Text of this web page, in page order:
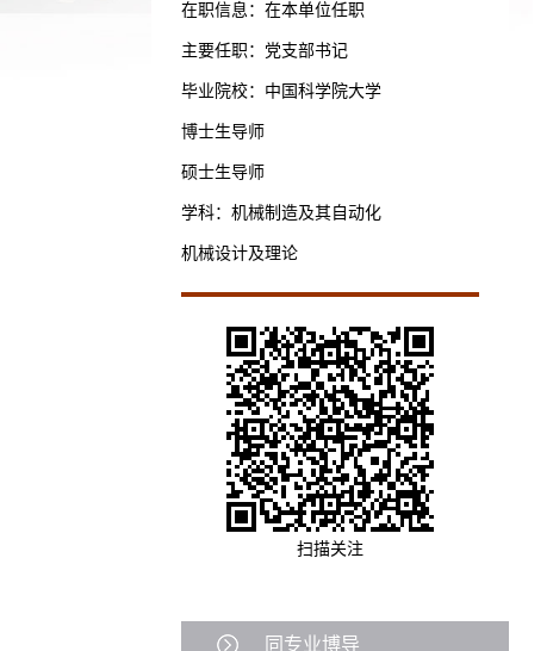
在职信息：在本单位任职
主要任职：党支部书记
毕业院校：中国科学院大学
博士生导师
硕士生导师
学科：机械制造及其自动化
机械设计及理论
扫描关注
同专业博导